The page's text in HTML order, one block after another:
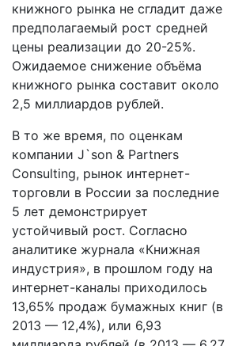
книжного рынка не сгладит даже
предполагаемый рост средней
цены реализации до 20-25%.
Ожидаемое снижение объёма
книжного рынка составит около
2,5 миллиардов рублей.
В то же время, по оценкам
компании J`son & Partners
Consulting, рынок интернет-
торговли в России за последние
5 лет демонстрирует
устойчивый рост. Согласно
аналитике журнала «Книжная
индустрия», в прошлом году на
интернет-каналы приходилось
13,65% продаж бумажных книг (в
2013 — 12,4%), или 6,93